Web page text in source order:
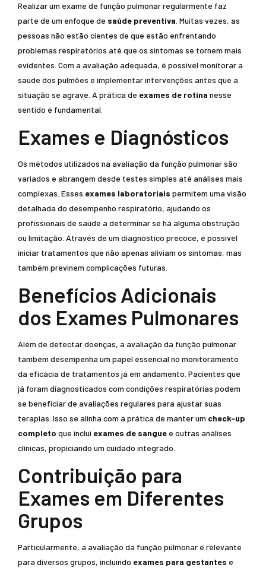
Realizar um exame de função pulmonar regularmente faz
parte de um enfoque de saúde preventiva . Muitas vezes, as
pessoas não estão cientes de que estão enfrentando
problemas respiratórios até que os sintomas se tornem mais
evidentes. Com a avaliação adequada, é possível monitorar a
saúde dos pulmões e implementar intervenções antes que a
situação se agrave. A prática de exames de rotina nesse
sentido é fundamental.
Exames e Diagnósticos
Os métodos utilizados na avaliação da função pulmonar são
variados e abrangem desde testes simples até análises mais
complexas. Esses exames laboratoriais permitem uma visão
detalhada do desempenho respiratório, ajudando os
profissionais de saúde a determinar se há alguma obstrução
ou limitação. Através de um diagnóstico precoce, é possível
iniciar tratamentos que não apenas aliviam os sintomas, mas
também previnem complicações futuras.
Benefícios Adicionais
dos Exames Pulmonares
Além de detectar doenças, a avaliação da função pulmonar
também desempenha um papel essencial no monitoramento
da eficácia de tratamentos já em andamento. Pacientes que
já foram diagnosticados com condições respiratórias podem
se beneficiar de avaliações regulares para ajustar suas
terapias. Isso se alinha com a prática de manter um check-up
completo que inclui exames de sangue e outras análises
clínicas, propiciando um cuidado integrado.
Contribuição para
Exames em Diferentes
Grupos
Particularmente, a avaliação da função pulmonar é relevante
para diversos grupos, incluindo exames para gestantes e